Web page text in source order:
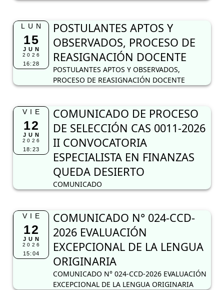
LUN
15
JUN
2026
16:28
POSTULANTES APTOS Y
OBSERVADOS, PROCESO DE
REASIGNACIÓN DOCENTE
POSTULANTES APTOS Y OBSERVADOS,
PROCESO DE REASIGNACIÓN DOCENTE
VIE
12
JUN
2026
18:23
COMUNICADO DE PROCESO
DE SELECCIÓN CAS 0011-2026
II CONVOCATORIA
ESPECIALISTA EN FINANZAS
QUEDA DESIERTO
COMUNICADO
VIE
12
JUN
2026
15:04
COMUNICADO N° 024-CCD-
2026 EVALUACIÓN
EXCEPCIONAL DE LA LENGUA
ORIGINARIA
COMUNICADO N° 024-CCD-2026 EVALUACIÓN
EXCEPCIONAL DE LA LENGUA ORIGINARIA